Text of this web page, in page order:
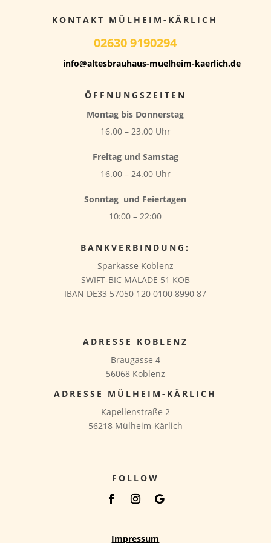
KONTAKT MÜLHEIM-KÄRLICH
02630 9190294
info@altesbrauhaus-muelheim-kaerlich.de
ÖFFNUNGSZEITEN
Montag bis Donnerstag
16.00 – 23.00 Uhr
Freitag und Samstag
16.00 – 24.00 Uhr
Sonntag und Feiertagen
10:00 – 22:00
BANKVERBINDUNG:
Sparkasse Koblenz
SWIFT-BIC MALADE 51 KOB
IBAN DE33 57050 120 0100 8990 87
ADRESSE KOBLENZ
Braugasse 4
56068 Koblenz
ADRESSE MÜLHEIM-KÄRLICH
Kapellenstraße 2
56218 Mülheim-Kärlich
FOLLOW
Impressum